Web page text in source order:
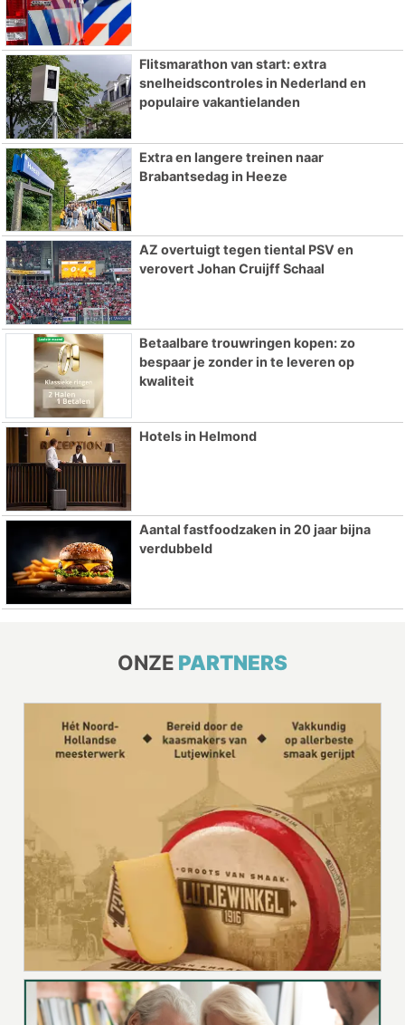
Flitsmarathon van start: extra
snelheidscontroles in Nederland en
populaire vakantielanden
Extra en langere treinen naar
Brabantsedag in Heeze
AZ overtuigt tegen tiental PSV en
verovert Johan Cruijff Schaal
Betaalbare trouwringen kopen: zo
bespaar je zonder in te leveren op
kwaliteit
Hotels in Helmond
Aantal fastfoodzaken in 20 jaar bijna
verdubbeld
ONZE PARTNERS